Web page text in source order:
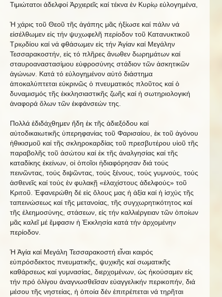
Τιμιώτατοι ἀδελφοί Ἀρχιερεῖς καί τέκνα ἐν Κυρίῳ εὐλογημένα,
Ἡ χάρις τοῦ Θεοῦ τῆς ἀγάπης μᾶς ἠξίωσε καί πάλιν νά
εἰσέλθωμεν εἰς τήν ψυχωφελῆ περίοδον τοῦ Κατανυκτικοῦ
Τριῳδίου καί νά φθάσωμεν εἰς τήν Ἁγίαν καί Μεγάλην
Τεσσαρακοστήν, εἰς τό πλῆρες ἄνωθεν δωρημάτων καί
σταυροαναστασίμου εὐφροσύνης στάδιον τῶν ἀσκητικῶν
ἀγώνων. Κατά τό εὐλογημένον αὐτό διάστημα
ἀποκαλύπτεται εὐκρινῶς ὁ πνευματικός πλοῦτος καί ὁ
δυναμισμός τῆς ἐκκλησιαστικῆς ζωῆς καί ἡ σωτηριολογική
ἀναφορά ὅλων τῶν ἐκφάνσεών της.
Πολλά ἐδιδάχθημεν ἤδη ἐκ τῆς ἀδιεξόδου καί
αὐτοδικαιωτικῆς ὑπερηφανίας τοῦ Φαρισαίου, ἐκ τοῦ ἀγόνου
ἠθικισμοῦ καί τῆς σκληροκαρδίας τοῦ πρεσβυτέρου υἱοῦ τῆς
παραβολῆς τοῦ ἀσώτου καί ἐκ τῆς ἀναλγησίας καί τῆς
καταδίκης ἐκείνων, οἱ ὁποῖοι ἠδιαφόρησαν διά τούς
πεινῶντας, τούς διψῶντας, τούς ξένους, τούς γυμνούς, τούς
ἀσθενεῖς καί τούς ἐν φυλακῇ «ἐλαχίστους ἀδελφούς» τοῦ
Κριτοῦ. Ἐφανερώθη δέ εἰς ὅλους μας ἡ ἀξία καί ἡ ἰσχύς τῆς
ταπεινώσεως καί τῆς μετανοίας, τῆς συγχωρητικότητος καί
τῆς ἐλεημοσύνης, στάσεων, εἰς τήν καλλιέργειαν τῶν ὁποίων
μᾶς καλεῖ μέ ἔμφασιν ἡ Ἐκκλησία κατά τήν ἀρχομένην
περίοδον.
Ἡ Ἁγία καί Μεγάλη Τεσσαρακοστή εἶναι καιρός
εὐπρόσδεκτος πνευματικῆς, ψυχικῆς καί σωματικῆς
καθάρσεως καί γυμνασίας, διερχομένων, ὡς ἠκούσαμεν εἰς
τήν πρό ὀλίγου ἀναγνωσθεῖσαν εὐαγγελικήν περικοπήν, διά
μέσου τῆς νηστείας, ἡ ὁποία δέν ἐπιτρέπεται νά τηρῆται